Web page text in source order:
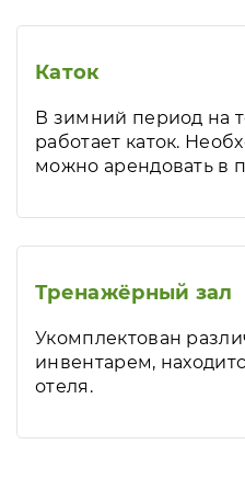
Каток
В зимний период на
работает каток.
можно арендовать в
Тренажёрный зал
Укомплектован
инвентарем,
отеля.